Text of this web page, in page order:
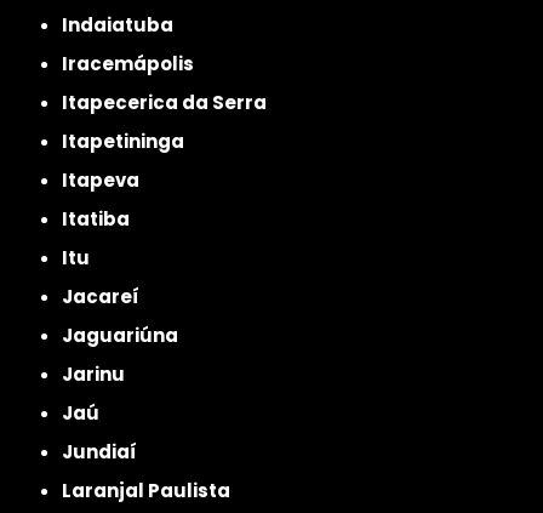
Indaiatuba
Iracemápolis
Itapecerica da Serra
Itapetininga
Itapeva
Itatiba
Itu
Jacareí
Jaguariúna
Jarinu
Jaú
Jundiaí
Laranjal Paulista